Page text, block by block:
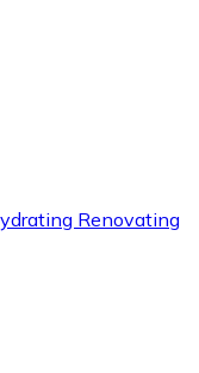
Renovating